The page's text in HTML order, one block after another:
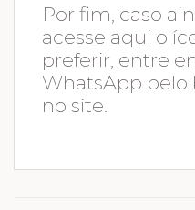
Por fim, caso
acesse aqui o
preferir, entre
WhatsApp pelo
no site.